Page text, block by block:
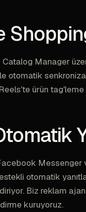
Manager
otomatik
ürün
otomatik
Biz reklam
kuruyoruz.